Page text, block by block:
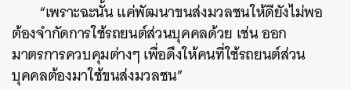
“เพราะฉะนั้น แค่พัฒนาขนส่งมวลชนให้ดียังไม่พอ
ต้องจำกัดการใช้รถยนต์ส่วนบุคคลด้วย เช่น ออก
มาตรการควบคุมต่างๆ เพื่อดึงให้คนที่ใช้รถยนต์ส่วน
บุคคลต้องมาใช้ขนส่งมวลชน”